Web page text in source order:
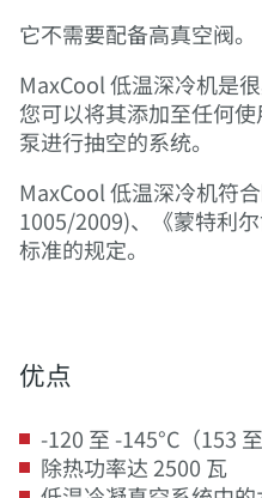
它不需要配备高真空阀。
MaxCool 低温深冷机是
您可以将其添加至任何
泵进行抽空的系统。
MaxCool 低温深冷机符
1005/2009)、《蒙特利
标准的规定。
优点
-120 至 -145°C（153 至
除热功率达 2500 瓦